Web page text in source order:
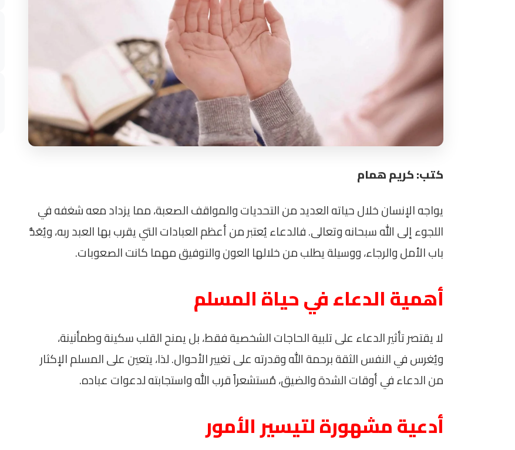
كتب: كريم همام
يواجه الإنسان خلال حياته العديد من التحديات والمواقف الصعبة، مما يزداد معه شغفه في
اللجوء إلى الله سبحانه وتعالى. فالدعاء يُعتبر من أعظم العبادات التي يقرب بها العبد ربه، ويُعَدُّ
باب الأمل والرجاء، ووسيلة يطلب من خلالها العون والتوفيق مهما كانت الصعوبات.
أهمية الدعاء في حياة المسلم
لا يقتصر تأثير الدعاء على تلبية الحاجات الشخصية فقط، بل يمنح القلب سكينة وطمأنينة،
ويُغرس في النفس الثقة برحمة الله وقدرته على تغيير الأحوال. لذا، يتعين على المسلم الإكثار
من الدعاء في أوقات الشدة والضيق، مُستشعراً قرب الله واستجابته لدعوات عباده.
أدعية مشهورة لتيسير الأمور